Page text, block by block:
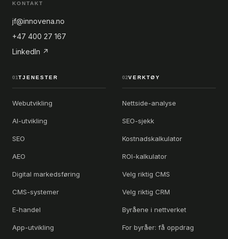
KONTAKT
jf@innovena.no
+47 400 27 167
LinkedIn ↗
01TJENESTER
Webutvikling
AI-utvikling
SEO
AEO
Digital markedsføring
CMS-systemer
E-handel
App-utvikling
02VERKTØY
Nettside-analyse
SEO-sjekk
Kostnadskalkulator
ROI-kalkulator
Velg riktig CMS
Velg riktig CRM
Byråene i nettverket
For byråer: få oppdrag